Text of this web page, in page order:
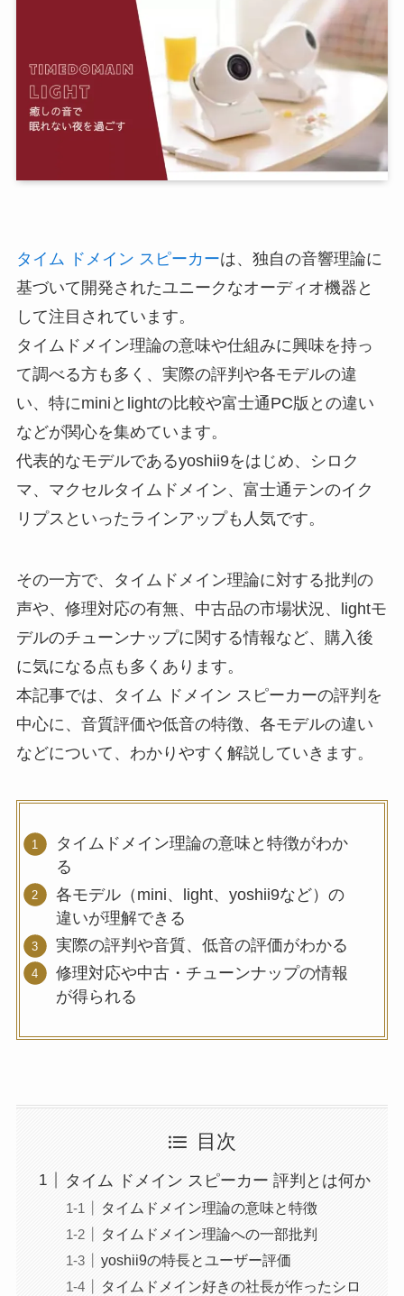
タイム ドメイン スピーカーは、独自の音響理論に
基づいて開発されたユニークなオーディオ機器と
して注目されています。
タイムドメイン理論の意味や仕組みに興味を持っ
て調べる方も多く、実際の評判や各モデルの違
い、特にminiとlightの比較や富士通PC版との違い
などが関心を集めています。
代表的なモデルであるyoshii9をはじめ、シロク
マ、マクセルタイムドメイン、富士通テンのイク
リプスといったラインアップも人気です。
その一方で、タイムドメイン理論に対する批判の
声や、修理対応の有無、中古品の市場状況、lightモ
デルのチューンナップに関する情報など、購入後
に気になる点も多くあります。
本記事では、タイム ドメイン スピーカーの評判を
中心に、音質評価や低音の特徴、各モデルの違い
などについて、わかりやすく解説していきます。
タイムドメイン理論の意味と特徴がわか
る
各モデル（mini、light、yoshii9など）の
違いが理解できる
実際の評判や音質、低音の評価がわかる
修理対応や中古・チューンナップの情報
が得られる
目次
タイム ドメイン スピーカー 評判とは何か
タイムドメイン理論の意味と特徴
タイムドメイン理論への一部批判
yoshii9の特長とユーザー評価
タイムドメイン好きの社長が作ったシロ